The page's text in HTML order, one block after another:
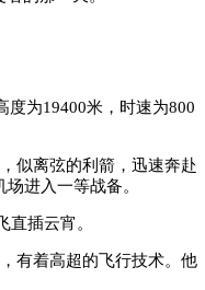
度为19400米，时速为800
似离弦的利箭，迅速奔赴
进入一等战备。
直插云宵。
有着高超的飞行技术。他